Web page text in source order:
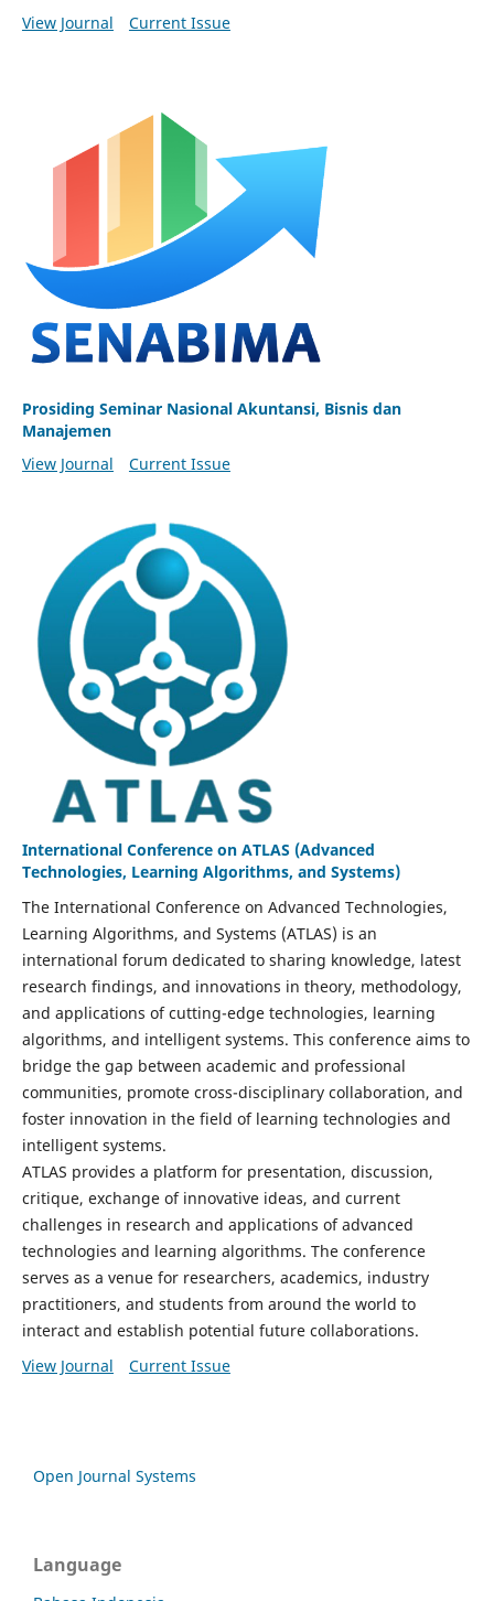
View Journal
Current Issue
Prosiding Seminar Nasional Akuntansi, Bisnis dan
Manajemen
View Journal
Current Issue
International Conference on ATLAS (Advanced
Technologies, Learning Algorithms, and Systems)
The International Conference on Advanced Technologies,
Learning Algorithms, and Systems (ATLAS) is an
international forum dedicated to sharing knowledge, latest
research findings, and innovations in theory, methodology,
and applications of cutting-edge technologies, learning
algorithms, and intelligent systems. This conference aims to
bridge the gap between academic and professional
communities, promote cross-disciplinary collaboration, and
foster innovation in the field of learning technologies and
intelligent systems.
ATLAS provides a platform for presentation, discussion,
critique, exchange of innovative ideas, and current
challenges in research and applications of advanced
technologies and learning algorithms. The conference
serves as a venue for researchers, academics, industry
practitioners, and students from around the world to
interact and establish potential future collaborations.
View Journal
Current Issue
Open Journal Systems
Language